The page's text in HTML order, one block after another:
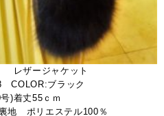
ザージャケット
COLOR:ブラック
)着丈55ｃｍ
ポリエステル100％